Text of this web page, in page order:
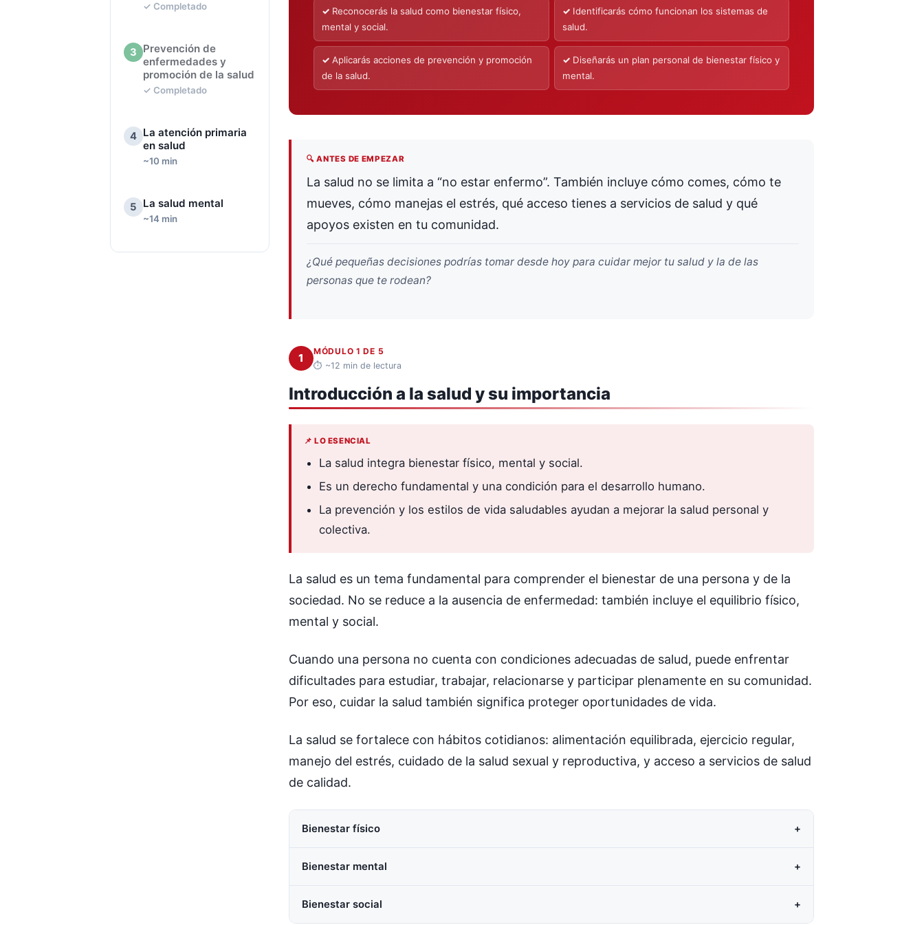
✓ Completado
3
Prevención de
enfermedades y
promoción de la salud
✓ Completado
4 La atención primaria
en salud
~10 min
5 La salud mental
~14 min
Reconocerás la salud como bienestar físico,
mental y social.
Identificarás cómo funcionan los sistemas de
salud.
Aplicarás acciones de prevención y promoción
de la salud.
Diseñarás un plan personal de bienestar físico y
mental.
🔍 ANTES DE EMPEZAR
La salud no se limita a “no estar enfermo”. También incluye cómo comes, cómo te
mueves, cómo manejas el estrés, qué acceso tienes a servicios de salud y qué
apoyos existen en tu comunidad.
¿Qué pequeñas decisiones podrías tomar desde hoy para cuidar mejor tu salud y la de las
personas que te rodean?
1
MÓDULO 1 DE 5
⏱ ~12 min de lectura
Introducción a la salud y su importancia
📌 LO ESENCIAL
La salud integra bienestar físico, mental y social.
Es un derecho fundamental y una condición para el desarrollo humano.
La prevención y los estilos de vida saludables ayudan a mejorar la salud personal y
colectiva.
La salud es un tema fundamental para comprender el bienestar de una persona y de la
sociedad. No se reduce a la ausencia de enfermedad: también incluye el equilibrio físico,
mental y social.
Cuando una persona no cuenta con condiciones adecuadas de salud, puede enfrentar
dificultades para estudiar, trabajar, relacionarse y participar plenamente en su comunidad.
Por eso, cuidar la salud también significa proteger oportunidades de vida.
La salud se fortalece con hábitos cotidianos: alimentación equilibrada, ejercicio regular,
manejo del estrés, cuidado de la salud sexual y reproductiva, y acceso a servicios de salud
de calidad.
Bienestar físico +
Bienestar mental +
Bienestar social +